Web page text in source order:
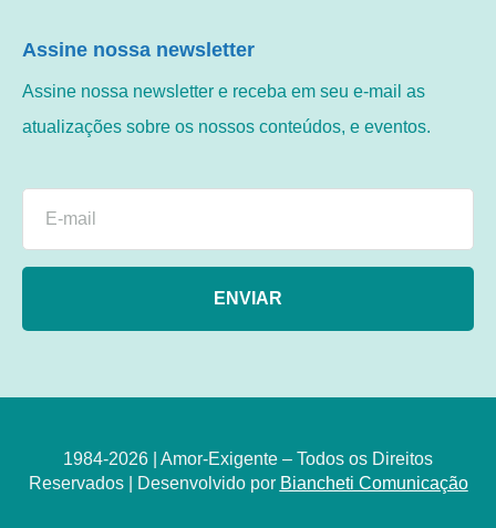
Assine nossa newsletter
Assine nossa newsletter e receba em seu e-mail as
atualizações sobre os nossos conteúdos, e eventos.
ENVIAR
1984-2026 | Amor-Exigente – Todos os Direitos
Reservados | Desenvolvido por Biancheti Comunicação